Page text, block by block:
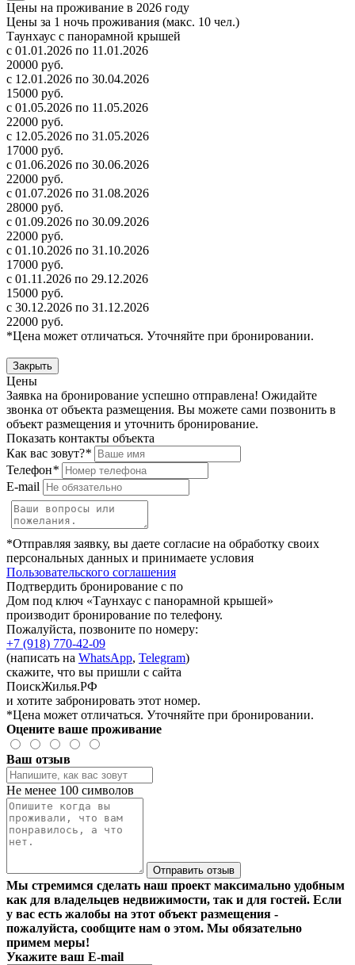
Цены на проживание в 2026 году
Цены за 1 ночь проживания (макс. 10 чел.)
Таунхаус с панорамной крышей
с 01.01.2026 по 11.01.2026
20000 руб.
с 12.01.2026 по 30.04.2026
15000 руб.
с 01.05.2026 по 11.05.2026
22000 руб.
с 12.05.2026 по 31.05.2026
17000 руб.
с 01.06.2026 по 30.06.2026
22000 руб.
с 01.07.2026 по 31.08.2026
28000 руб.
с 01.09.2026 по 30.09.2026
22000 руб.
с 01.10.2026 по 31.10.2026
17000 руб.
с 01.11.2026 по 29.12.2026
15000 руб.
с 30.12.2026 по 31.12.2026
22000 руб.
*Цена может отличаться. Уточняйте при бронировании.
Закрыть
Цены
Заявка на бронирование успешно отправлена! Ожидайте
звонка от объекта размещения. Вы можете сами позвонить в
объект размещения и уточнить бронирование.
Показать контакты объекта
Как вас зовут?*
Телефон*
E-mail
*Отправляя заявку, вы даете согласие на обработку своих
персональных данных и принимаете условия
Пользовательского соглашения
Подтвердить бронирование с по
Дом под ключ «Таунхаус с панорамной крышей»
производит бронирование по телефону.
Пожалуйста, позвоните по номеру:
+7 (918) 770-42-09
(написать на WhatsApp, Telegram)
скажите, что вы пришли с сайта
ПоискЖилья.РФ
и хотите забронировать этот номер.
*Цена может отличаться. Уточняйте при бронировании.
Оцените ваше проживание
Ваш отзыв
Не менее 100 символов
Отправить отзыв
Мы стремимся сделать наш проект максимально удобным
как для владельцев недвижимости, так и для гостей. Если
у вас есть жалобы на этот объект размещения -
пожалуйста, сообщите нам о этом. Мы обязательно
примем меры!
Укажите ваш E-mail